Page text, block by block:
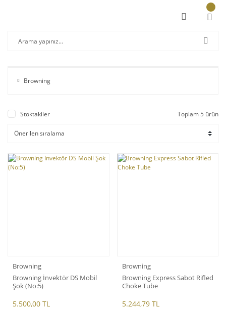
Browning
Stoktakiler Toplam 5 ürün
Browning
Browning İnvektör DS Mobil
Şok (No:5)
5.500,00 TL
Browning
Browning Express Sabot Rifled
Choke Tube
5.244,79 TL